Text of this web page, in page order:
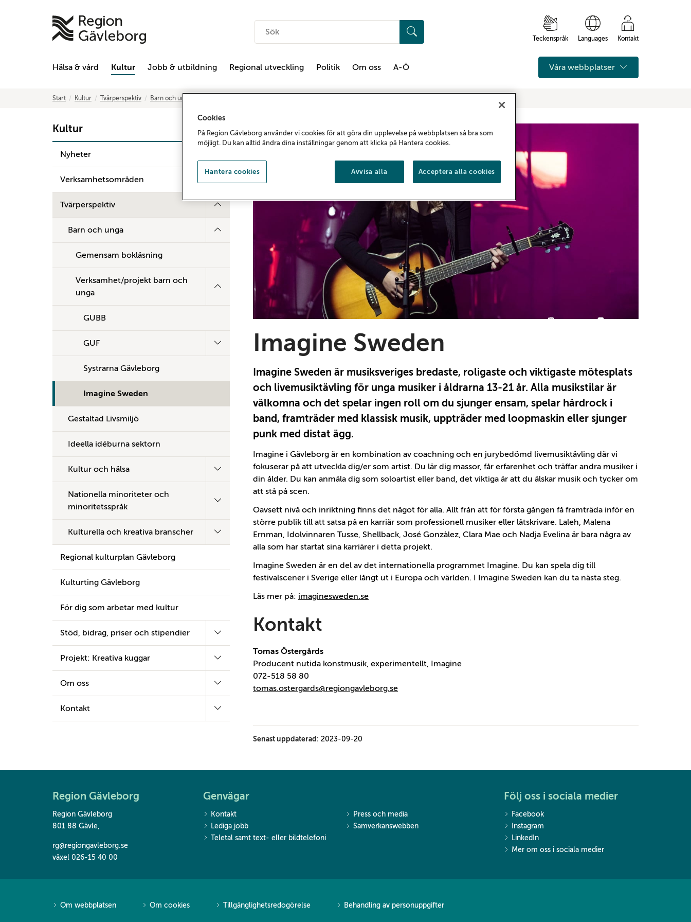
Teckenspråk Languages Kontakt
Hälsa & vård Kultur Jobb & utbildning Regional utveckling Politik Om oss A-Ö Våra webbplatser
Start Kultur Tvärperspektiv Barn och unga
Kultur
Nyheter
Verksamhetsområden
Tvärperspektiv
Barn och unga
Gemensam bokläsning
Verksamhet/projekt barn och
unga
GUBB
GUF
Systrarna Gävleborg
Imagine Sweden
Gestaltad Livsmiljö
Ideella idéburna sektorn
Kultur och hälsa
Nationella minoriteter och
minoritetsspråk
Kulturella och kreativa branscher
Regional kulturplan Gävleborg
Kulturting Gävleborg
För dig som arbetar med kultur
Stöd, bidrag, priser och stipendier
Projekt: Kreativa kuggar
Om oss
Kontakt
Imagine Sweden
Imagine Sweden är musiksveriges bredaste, roligaste och viktigaste mötesplats
och livemusiktävling för unga musiker i åldrarna 13-21 år. Alla musikstilar är
välkomna och det spelar ingen roll om du sjunger ensam, spelar hårdrock i
band, framträder med klassisk musik, uppträder med loopmaskin eller sjunger
punk med distat ägg.
Imagine i Gävleborg är en kombination av coachning och en jurybedömd livemusiktävling där vi
fokuserar på att utveckla dig/er som artist. Du lär dig massor, får erfarenhet och träffar andra musiker i
din ålder. Du kan anmäla dig som soloartist eller band, det viktiga är att du älskar musik och tycker om
att stå på scen.
Oavsett nivå och inriktning finns det något för alla. Allt från att för första gången få framträda inför en
större publik till att satsa på en karriär som professionell musiker eller låtskrivare. Laleh, Malena
Ernman, Idolvinnaren Tusse, Shellback, José Gonzàlez, Clara Mae och Nadja Evelina är bara några av
alla som har startat sina karriärer i detta projekt.
Imagine Sweden är en del av det internationella programmet Imagine. Du kan spela dig till
festivalscener i Sverige eller långt ut i Europa och världen. I Imagine Sweden kan du ta nästa steg.
Läs mer på: imaginesweden.se
Kontakt
Tomas Östergårds
Producent nutida konstmusik, experimentellt, Imagine
072-518 58 80
tomas.ostergards@regiongavleborg.se
Senast uppdaterad: 2023-09-20
Region Gävleborg
Region Gävleborg
801 88 Gävle,
rg@regiongavleborg.se
växel 026-15 40 00
Genvägar
Kontakt
Press och media
Lediga jobb
Samverkanswebben
Teletal samt text- eller bildtelefoni
Följ oss i sociala medier
Facebook
Instagram
LinkedIn
Mer om oss i sociala medier
Om webbplatsen Om cookies Tillgänglighetsredogörelse Behandling av personuppgifter
Cookies
På Region Gävleborg använder vi cookies för att göra din upplevelse på webbplatsen så bra som
möjligt. Du kan alltid ändra dina inställningar genom att klicka på Hantera cookies.
Avvisa alla Acceptera alla cookies
Hantera cookies